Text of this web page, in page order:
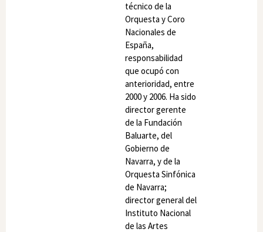
técnico de la
Orquesta y Coro
Nacionales de
España,
responsabilidad
que ocupó con
anterioridad, entre
2000 y 2006. Ha sido
director gerente
de la Fundación
Baluarte, del
Gobierno de
Navarra, y de la
Orquesta Sinfónica
de Navarra;
director general del
Instituto Nacional
de las Artes